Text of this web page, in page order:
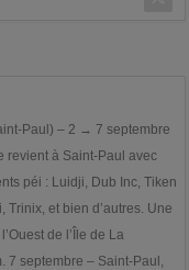
Paul) – 2 → 7 septembre
revient à Saint-Paul avec
péi : Luidji, Dub Inc, Tiken
Trinix, et bien d’autres. Une
de l’Île de La
7 septembre – Saint-Paul,